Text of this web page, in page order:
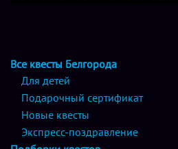
Все квесты Белгорода
Для детей
Подарочный сертификат
Новые квесты
Экспресс-поздравление